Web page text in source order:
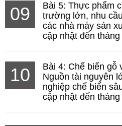
09
Bài 5: Thực phẩm
trường lớn, nhu
các nhà máy sản
cập nhật đến tháng
10
Bài 4: Chế biến gỗ
Nguồn tài nguyên
nghiệp chế biến
cập nhật đến tháng